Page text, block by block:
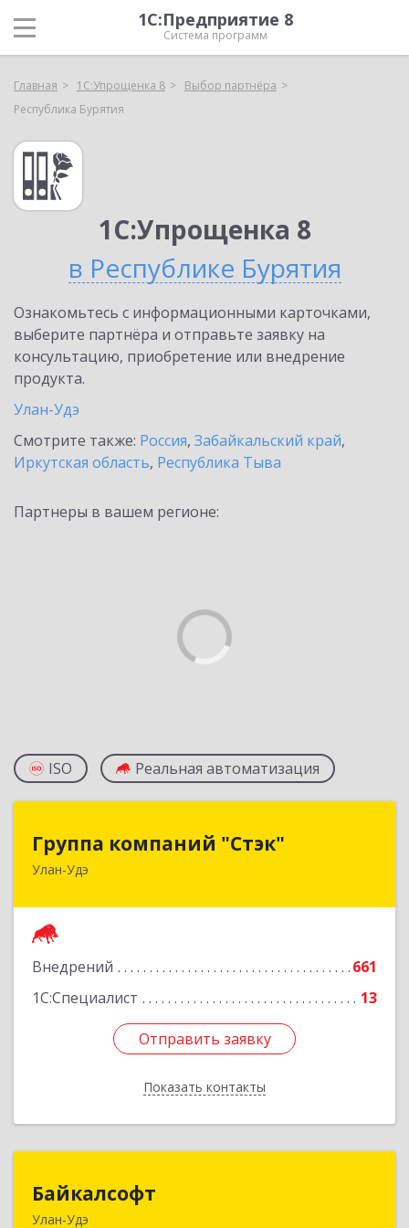
1С:Предприятие 8
Система программ
Главная 1С:Упрощенка 8
Выбор партнёра
Республика Бурятия
1С:Упрощенка 8
в Республике Бурятия
Ознакомьтесь с информационными карточками,
выберите партнёра и отправьте заявку на
консультацию, приобретение или внедрение
продукта.
Улан-Удэ
Смотрите также: Россия, Забайкальский край,
Иркутская область, Республика Тыва
Партнеры в вашем регионе:
ISO Реальная автоматизация
Группа компаний "Стэк"
Улан-Удэ
Внедрений
661
1С:Специалист
13
Отправить заявку
Показать контакты
Группа компаний "Стэк"
670000, Бурятия Респ, Улан-Удэ г, Советская ул,
Отправить заявку
Назад
Байкалсофт
Улан-Удэ
670034, Бурятия Респ, Улан-Удэ г, Революции